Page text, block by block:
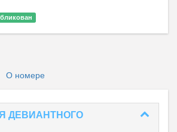
О номере
ДЕВИАНТНОГО